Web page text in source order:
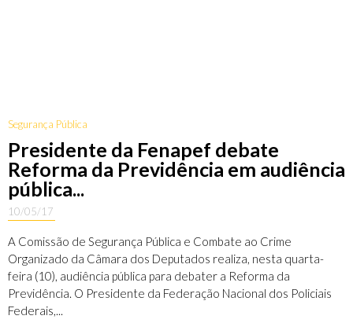
Segurança Pública
Presidente da Fenapef debate
Reforma da Previdência em audiência
pública...
10/05/17
A Comissão de Segurança Pública e Combate ao Crime
Organizado da Câmara dos Deputados realiza, nesta quarta-
feira (10), audiência pública para debater a Reforma da
Previdência. O Presidente da Federação Nacional dos Policiais
Federais,...